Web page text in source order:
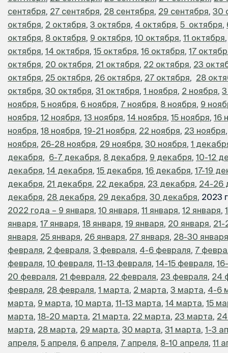
сентября, 27 сентября, 28 сентября, 29 сентября, 30
октября, 2 октября, 3 октября, 4 октября, 5 октября,
октября, 8 октября, 9 октября, 10 октября, 11 октября
октября, 14 октября, 15 октября, 16 октября, 17
октября, 20 октября, 21 октября, 22 октября, 23
октября, 25 октября, 26 октября, 27 октября, 28
октября, 30 октября, 31 октября, 1 ноября, 2 ноября,
ноября, 5 ноября, 6 ноября, 7 ноября, 8 ноября, 9
ноября, 12 ноября, 13 ноября, 14 ноября, 15 ноября, 16
ноября, 18 ноября, 19-21 ноября, 22 ноября, 23 ноября
ноября, 26-28 ноября, 29 ноября, 30 ноября, 1
декабря, 6-7 декабря, 8 декабря, 9 декабря, 10-12
декабря, 14 декабря, 15 декабря, 16 декабря, 17-19
декабря, 21 декабря, 22 декабря, 23 декабря, 24-26
декабря, 28 декабря, 29 декабря, 30 декабря, 2023
2022 года – 9 января, 10 января, 11 января, 12 января,
января, 17 января, 18 января, 19 января, 20 января, 21-
января, 25 января, 26 января, 27 января, 28-30 января
февраля, 2 февраля, 3 февраля, 4-6 февраля, 7
февраля, 10 февраля, 11-13 февраля, 14-15 февраля,
20 февраля, 21 февраля, 22 февраля, 23 февраля, 24
февраля, 28 февраля, 1 марта, 2 марта, 3 марта, 4-6
марта, 9 марта, 10 марта, 11-13 марта, 14 марта, 15
марта, 18-20 марта, 21 марта, 22 марта, 23 марта,
марта, 28 марта, 29 марта, 30 марта, 31 марта, 1-3
апреля, 5 апреля, 6 апреля, 7 апреля, 8-10 апреля, 11